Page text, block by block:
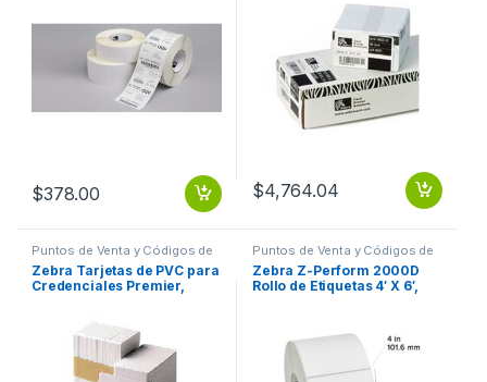
$378.00 $4,764.04
Puntos de Venta y Códigos de
Barra Suministros POS Retail y
Auto ID
Zebra Tarjetas de PVC para
Credenciales Premier,
BLANCA 30MILESIMA
Puntos de Venta y Códigos de
Barra Suministros POS Retail y
Auto ID
Zebra Z-Perform 2000D
Rollo de Etiquetas 4′ X 6′,